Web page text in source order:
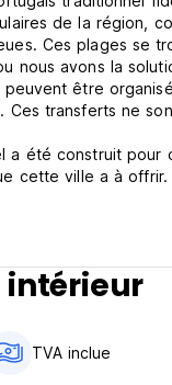
de la région,
Ces plages se
nous avons la
être
Ces transferts ne
a été construit
cette ville a à
d'une
sans fil à haut
pierres, qui marque
qui servent les
Hostel, vous
intérieur
TVA inclue